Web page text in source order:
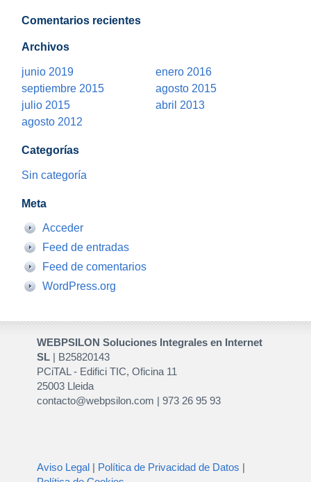
Comentarios recientes
Archivos
junio 2019
enero 2016
septiembre 2015
agosto 2015
julio 2015
abril 2013
agosto 2012
Categorías
Sin categoría
Meta
Acceder
Feed de entradas
Feed de comentarios
WordPress.org
WEBPSILON Soluciones Integrales en Internet
SL| B25820143
PCiTAL - Edifici TIC, Oficina 11
25003 Lleida
contacto@webpsilon.com | 973 26 95 93
Aviso Legal| Política de Privacidad de Datos |